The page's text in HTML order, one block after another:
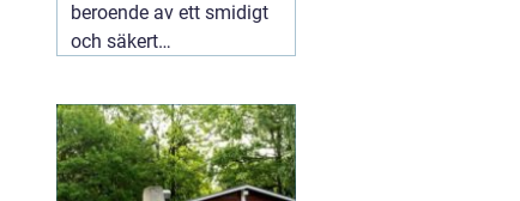
beroende av ett smidigt
och säkert
fungerande digitalt flöde
blir vardagen snabbt
rörig: dubbelbokningar,
svåröverskådliga